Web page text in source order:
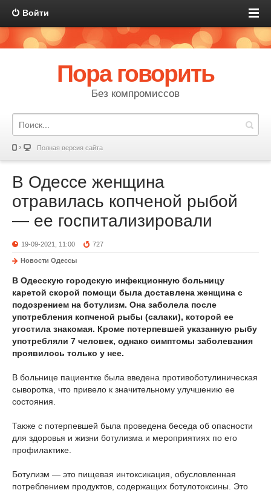
Войти
Пора говорить
Без компромиссов
Полная версия сайта
В Одессе женщина
отравилась копченой рыбой
— ее госпитализировали
19-09-2021, 11:00 727
Новости Одессы
В Одесскую городскую инфекционную больницу
каретой скорой помощи была доставлена женщина с
подозрением на ботулизм. Она заболела после
употребления копченой рыбы (салаки), которой ее
угостила знакомая. Кроме потерпевшей указанную рыбу
употребляли 7 человек, однако симптомы заболевания
проявилось только у нее.
В больнице пациентке была введена противоботулиническая
сыворотка, что привело к значительному улучшению ее
состояния.
Также с потерпевшей была проведена беседа об опасности
для здоровья и жизни ботулизма и мероприятиях по его
профилактике.
Ботулизм — это пищевая интоксикация, обусловленная
потреблением продуктов, содержащих ботулотоксины. Это